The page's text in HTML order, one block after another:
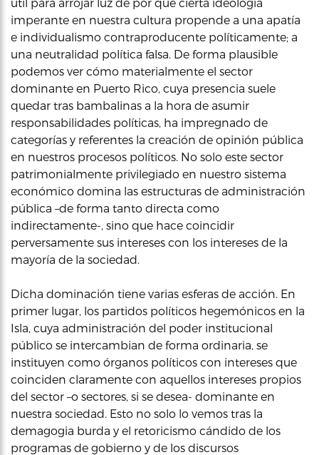
imperante en nuestra cultura propende a una apatía
e individualismo contraproducente políticamente; a
una neutralidad política falsa. De forma plausible
podemos ver cómo materialmente el sector
dominante en Puerto Rico, cuya presencia suele
quedar tras bambalinas a la hora de asumir
responsabilidades políticas, ha impregnado de
categorías y referentes la creación de opinión pública
en nuestros procesos políticos. No solo este sector
patrimonialmente privilegiado en nuestro sistema
económico domina las estructuras de administración
pública –de forma tanto directa como
indirectamente-, sino que hace coincidir
perversamente sus intereses con los intereses de la
mayoría de la sociedad.
Dicha dominación tiene varias esferas de acción. En
primer lugar, los partidos políticos hegemónicos en la
Isla, cuya administración del poder institucional
público se intercambian de forma ordinaria, se
instituyen como órganos políticos con intereses que
coinciden claramente con aquellos intereses propios
del sector –o sectores, si se desea- dominante en
nuestra sociedad. Esto no solo lo vemos tras la
demagogia burda y el retoricismo cándido de los
programas de gobierno y de los discursos